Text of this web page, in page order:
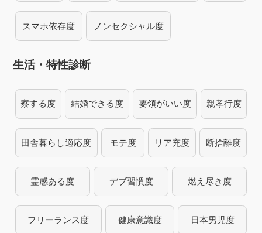
スマホ依存度 ノンセクシャル度
生活・特性診断
察する度 結婚できる度 要領がいい度 親孝行度
田舎暮らし適応度 モテ度 リア充度 断捨離度
霊感ある度 デブ習慣度 燃え尽き度
フリーランス度 健康意識度 日本男児度